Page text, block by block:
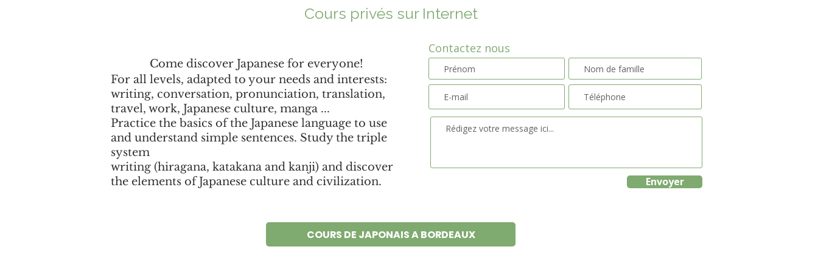
Cours privés sur Internet
Come discover Japanese for everyone!
For all levels, adapted to your needs and interests:
writing, conversation, pronunciation, translation,
travel, work, Japanese culture, manga ...
Practice the basics of the Japanese language to use
and understand simple sentences. Study the triple
system
writing (hiragana, katakana and kanji) and discover
the elements of Japanese culture and civilization.
Contactez nous
Envoyer
COURS DE JAPONAIS A BORDEAUX